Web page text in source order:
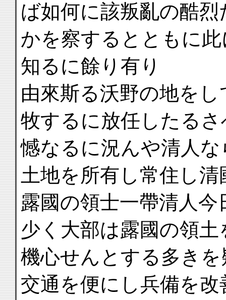
ば如何に該叛亂の酷烈
かを察するとともに
知るに餘り有り
由來斯る沃野の地を
牧するに放任したるさ
憾なるに況んや清人
土地を所有し常住し清
露國の領士一帶清人
少く大部は露國の領土
機心せんとする多き
交通を便にし兵備を